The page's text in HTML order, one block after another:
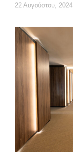
22 Αυγούστου, 2024